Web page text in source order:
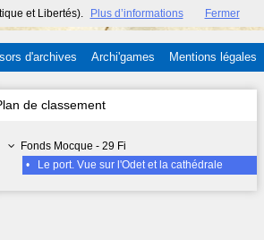
et Libertés). Plus d’informations Fermer
d'archives Archi'games Mentions légales
de classement
Fonds Mocque - 29 Fi
•
Le port. Vue sur l'Odet et la cathédrale